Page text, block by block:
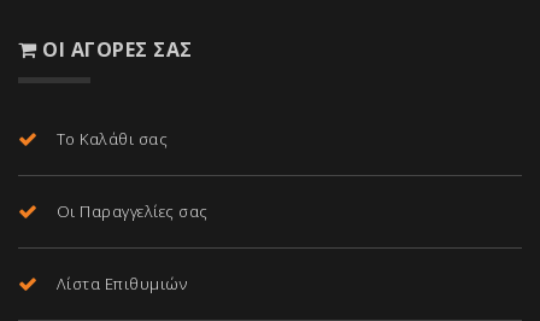
ΟΙ ΑΓΟΡΈΣ ΣΑΣ
Το Καλάθι σας
Οι Παραγγελίες σας
Λίστα Επιθυμιών